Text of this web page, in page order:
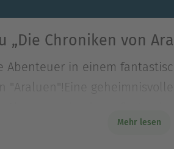
„Die Chroniken von
Abenteuer in einem
"Araluen"!Eine
"Araluen"!Eine
Mehr lesen